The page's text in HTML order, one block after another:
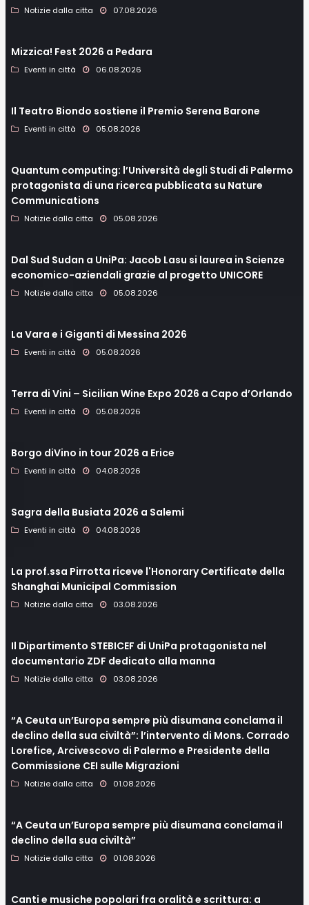
Notizie dalla citta 07.08.2026
Mizzica! Fest 2026 a Pedara
Eventi in città 06.08.2026
Il Teatro Biondo sostiene il Premio Serena Barone
Eventi in città 05.08.2026
Quantum computing: l’Università degli Studi di Palermo
protagonista di una ricerca pubblicata su Nature
Communications
Notizie dalla citta 05.08.2026
Dal Sud Sudan a UniPa: Jacob Lasu si laurea in Scienze
economico-aziendali grazie al progetto UNICORE
Notizie dalla citta 05.08.2026
La Vara e i Giganti di Messina 2026
Eventi in città 05.08.2026
Terra di Vini – Sicilian Wine Expo 2026 a Capo d’Orlando
Eventi in città 05.08.2026
Borgo diVino in tour 2026 a Erice
Eventi in città 04.08.2026
Sagra della Busiata 2026 a Salemi
Eventi in città 04.08.2026
La prof.ssa Pirrotta riceve l'Honorary Certificate della
Shanghai Municipal Commission
Notizie dalla citta 03.08.2026
Il Dipartimento STEBICEF di UniPa protagonista nel
documentario ZDF dedicato alla manna
Notizie dalla citta 03.08.2026
“A Ceuta un’Europa sempre più disumana conclama il
declino della sua civiltà”: l’intervento di Mons. Corrado
Lorefice, Arcivescovo di Palermo e Presidente della
Commissione CEI sulle Migrazioni
Notizie dalla citta 01.08.2026
“A Ceuta un’Europa sempre più disumana conclama il
declino della sua civiltà”
Notizie dalla citta 01.08.2026
Canti e musiche popolari fra oralità e scrittura: a